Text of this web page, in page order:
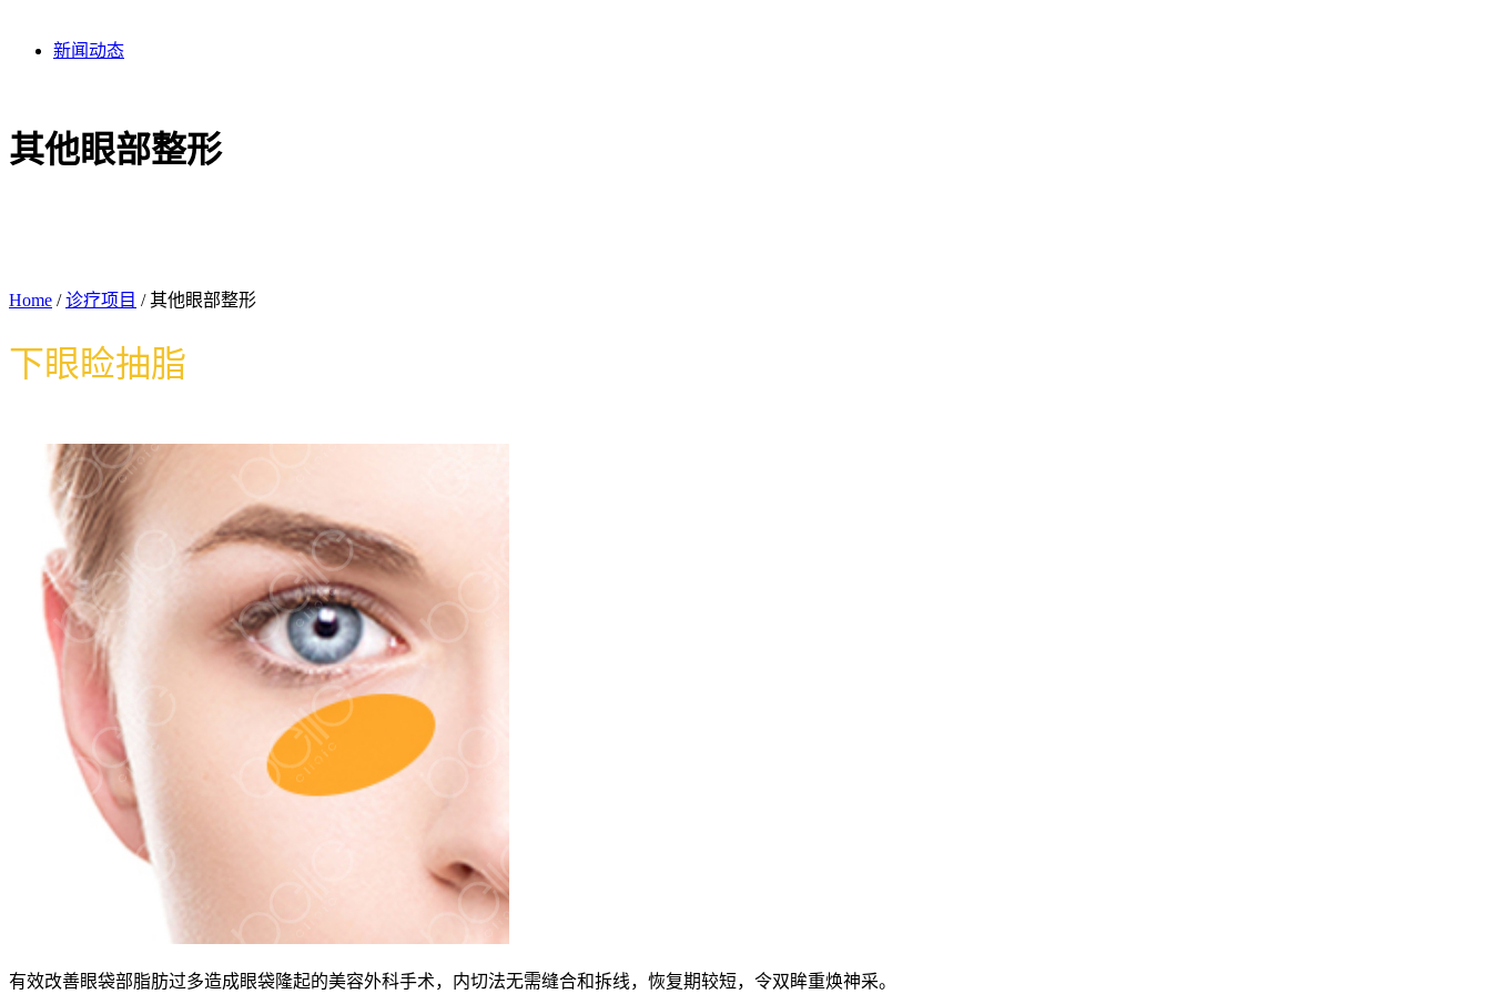
新闻动态
其他眼部整形
Home /诊疗项目 /其他眼部整形
下眼睑抽脂
有效改善眼袋部脂肪过多造成眼袋隆起的美容外科手术，内切法无需缝合和拆线，恢复期较短，令双眸重焕神采。